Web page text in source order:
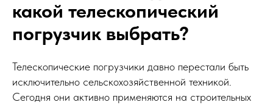
какой телескопический
погрузчик выбрать?
Телескопические погрузчики давно перестали быть
исключительно сельскохозяйственной техникой.
Сегодня они активно применяются на строительных